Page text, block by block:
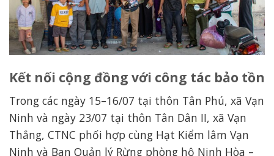
Kết nối cộng đồng với công tác bảo tồn
Trong các ngày 15–16/07 tại thôn Tân Phú, xã Vạn
Ninh và ngày 23/07 tại thôn Tân Dân II, xã Vạn
Thắng, CTNC phối hợp cùng Hạt Kiểm lâm Vạn
Ninh và Ban Quản lý Rừng phòng hộ Ninh Hòa –